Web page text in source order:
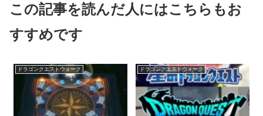
この記事を読んだ人にはこちらもお
すすめです
ドラゴンクエストウォーク ドラゴンクエストウォーク